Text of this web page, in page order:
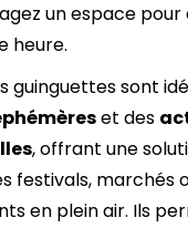
un espace pour
heure.
guinguettes sont
et des
, offrant une
festivals, marchés
en plein air. Ils